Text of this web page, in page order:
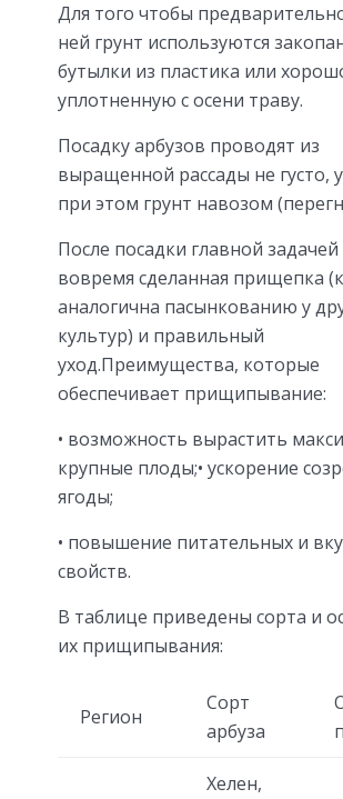
Для того чтобы
ней грунт используются
бутылки из пластика или
уплотненную с осени траву.
Посадку арбузов проводят из
выращенной рассады не густо,
при этом грунт навозом
После посадки главной
вовремя сделанная прищепка
аналогична пасынкованию у
культур) и правильный
уход.Преимущества, которые
обеспечивает прищипывание:
• возможность вырастить
крупные плоды;• ускорение
ягоды;
• повышение питательных и
свойств.
В таблице приведены сорта и
их прищипывания:
Регион
Сорт
арбуза
Хелен,